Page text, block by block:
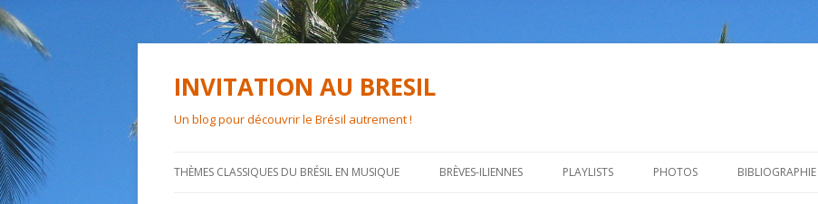
INVITATION AU BRESIL
Un blog pour découvrir le Brésil autrement !
au
THÈMES CLASSIQUES DU BRÉSIL EN MUSIQUE BRÈVES-ILIENNES PLAYLISTS PHOTOS BIBLIOGRAPHIE